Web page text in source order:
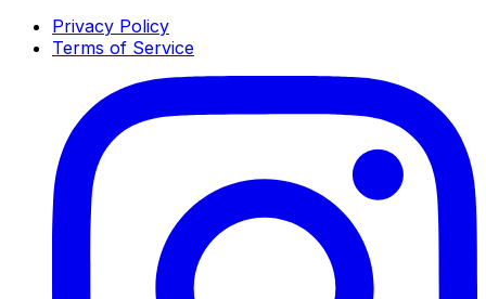
Privacy Policy
Terms of Service